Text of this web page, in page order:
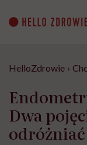
content
HelloZdrowie ›
Dwa
odróżniać